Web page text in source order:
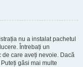
nu a instalat pachetul
Întrebați un
care aveți nevoie. Dacă
găsi mai multe